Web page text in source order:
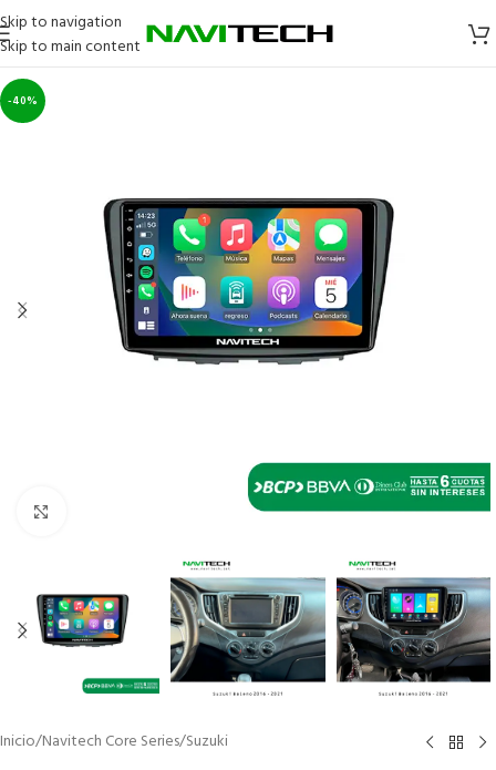
Skip to navigation
Skip to main content
-40%
Inicio/Navitech Core Series/Suzuki